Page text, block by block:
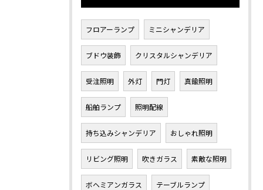
フロアーランプ ミニシャンデリア
ブドウ装飾 クリスタルシャンデリア
受注照明 外灯 門灯 真鍮照明
船舶ランプ 照明配線
持ち込みシャンデリア おしゃれ照明
リビング照明 吹きガラス 素敵な照明
ボヘミアンガラス テーブルランプ